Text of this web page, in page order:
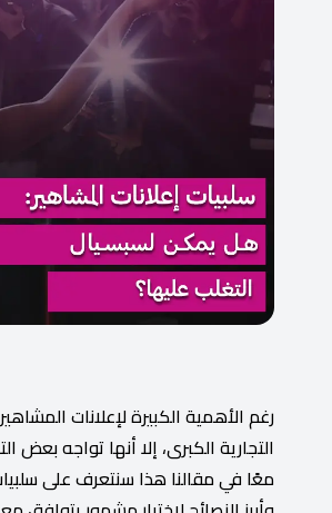
رغم الأهمية الكبيرة لإعلانات
التجارية الكبرى، إلا أنها تواجه بعض
معًا في مقالنا هذا سنتعرف على